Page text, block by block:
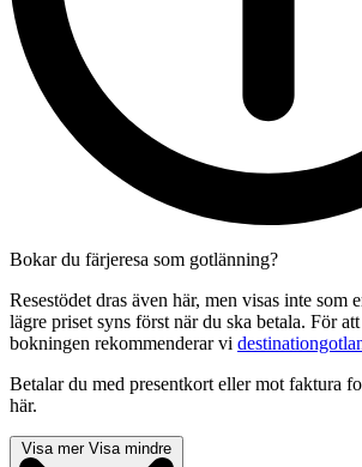
Bokar du färjeresa som gotlänning?
Resestödet dras även här, men visas inte som
lägre priset syns först när du ska betala. För
bokningen rekommenderar vi
Betalar du med presentkort eller mot faktura
här.
Visa mer Visa mindre